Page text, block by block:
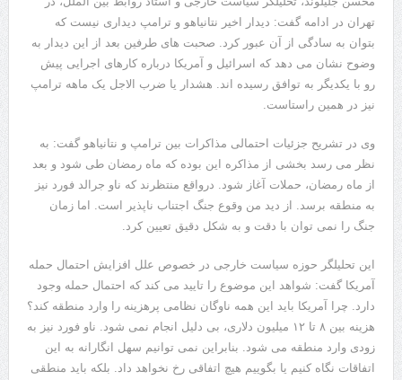
تهران در ادامه گفت: دیدار اخیر نتانیاهو و ترامپ دیداری نیست که
بتوان به سادگی از آن عبور کرد. صحبت های طرفین بعد از این دیدار به
وضوح نشان می دهد که اسرائیل و آمریکا درباره کارهای اجرایی پیش
رو با یکدیگر به توافق رسیده اند. هشدار یا ضرب الاجل یک ماهه ترامپ
نیز در همین راستاست.
وی در تشریح جزئیات احتمالی مذاکرات بین ترامپ و نتانیاهو گفت: به
نظر می رسد بخشی از مذاکره این بوده که ماه رمضان طی شود و بعد
از ماه رمضان، حملات آغاز شود. درواقع منتظرند که ناو جرالد فورد نیز
به منطقه برسد. از دید من وقوع جنگ اجتناب ناپذیر است. اما زمان
جنگ را نمی توان با دقت و به شکل دقیق تعیین کرد.
این تحلیلگر حوزه سیاست خارجی در خصوص علل افزایش احتمال حمله
آمریکا گفت: شواهد این موضوع را تایید می کند که احتمال حمله وجود
دارد. چرا آمریکا باید این همه ناوگان نظامی پرهزینه را وارد منطقه کند؟
هزینه بین ۸ تا ۱۲ میلیون دلاری، بی دلیل انجام نمی شود. ناو فورد نیز به
زودی وارد منطقه می شود. بنابراین نمی توانیم سهل انگارانه به این
اتفاقات نگاه کنیم یا بگوییم هیچ اتفاقی رخ نخواهد داد. بلکه باید منطقی